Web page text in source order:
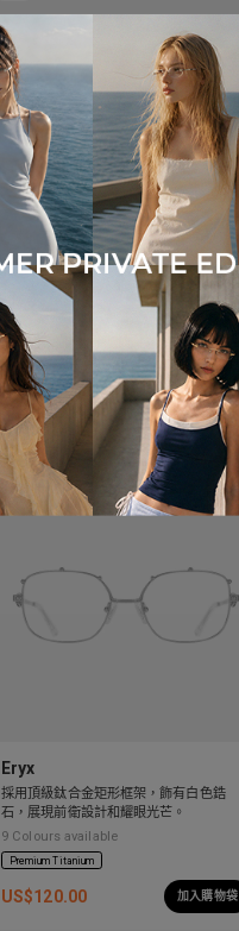
Emblematic A 02
專業強化鏡片
6 Colours available
US$100.00 加入購物袋
Eryx
採用頂級鈦合金矩形框架，飾有白色鋯
石，展現前衛設計和耀眼光芒。
9 Colours available
Premium Titanium
US$120.00 加入購物袋